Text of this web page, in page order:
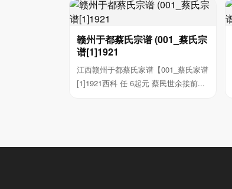
赣州于都蔡氏宗谱 (001_蔡氏宗
谱[1]1921
江西赣州于都蔡氏家谱【001_蔡氏家谱
[1]1921西科 任 6起元 蔡民世余接前...